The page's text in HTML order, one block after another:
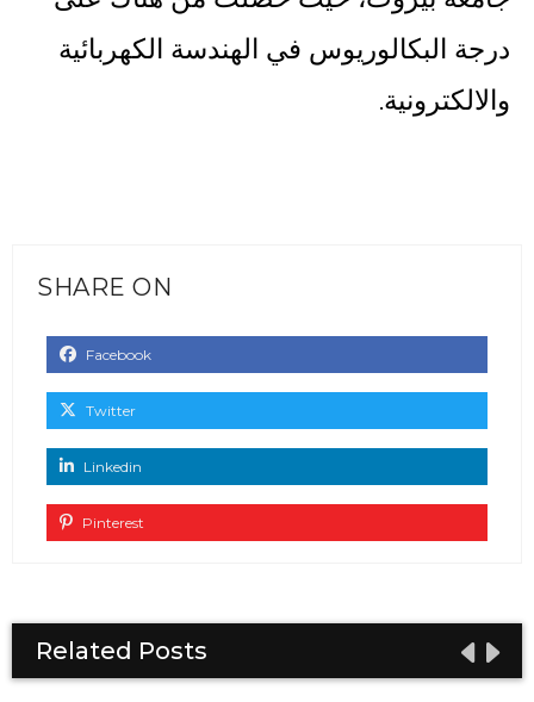
درجة البكالوريوس في الهندسة الكهربائية
والالكترونية.
SHARE ON
Facebook
Twitter
Linkedin
Pinterest
Related Posts